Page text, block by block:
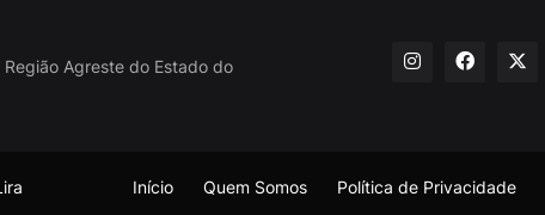
Agreste do Estado do
Início Quem Somos Política de Privacidade